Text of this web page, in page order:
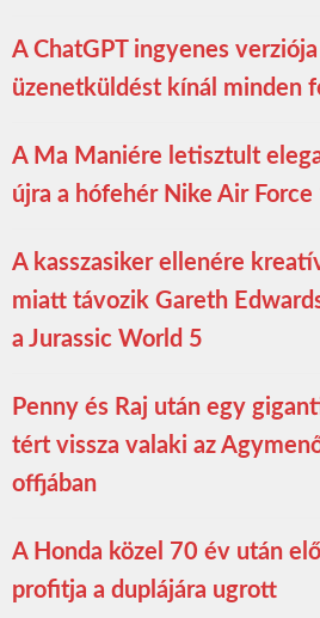
A ChatGPT ingyenes
üzenetküldést kínál minden
A Ma Maniére letisztult
újra a hófehér Nike Air
A kasszasiker ellenére
miatt távozik Gareth
a Jurassic World 5
Penny és Raj után egy
tért vissza valaki az
offjában
A Honda közel 70 év után
profitja a duplájára ugrott